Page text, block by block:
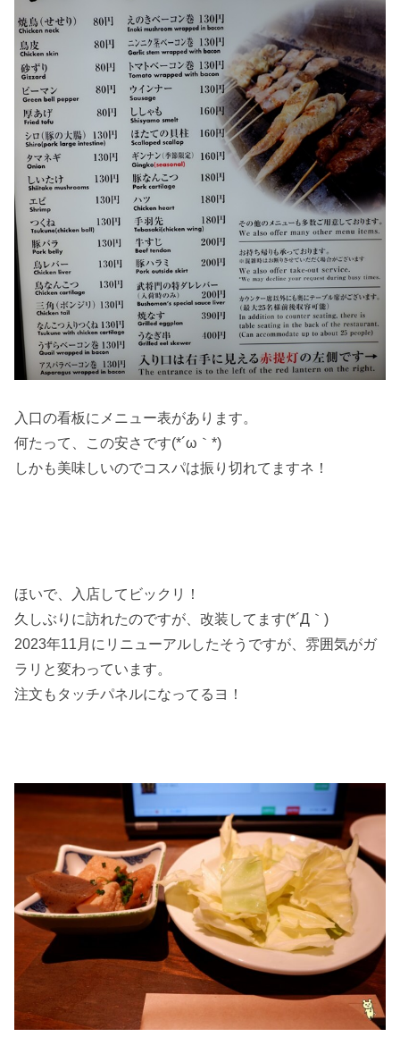
入口の看板にメニュー表があります。
何たって、この安さです(*´ω｀*)
しかも美味しいのでコスパは振り切れてますネ！
ほいで、入店してビックリ！
久しぶりに訪れたのですが、改装してます(*´Д｀)
2023年11月にリニューアルしたそうですが、雰囲気がガ
ラリと変わっています。
注文もタッチパネルになってるヨ！